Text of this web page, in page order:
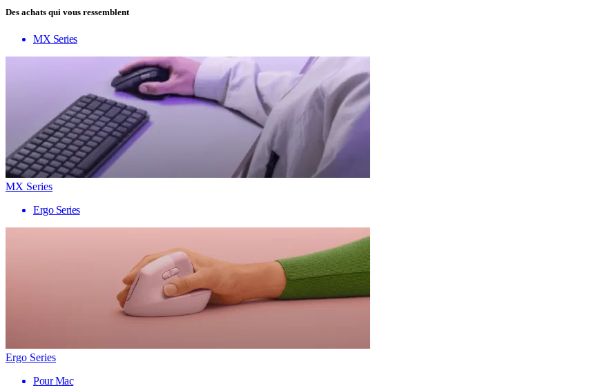
Des achats qui vous ressemblent
MX Series
MX Series
Ergo Series
Ergo Series
Pour Mac